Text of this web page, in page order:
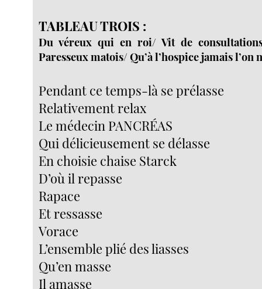
TABLEAU TROIS :
Du véreux qui en roi/ Vit de
Paresseux matois/ Qu’à l’hospice jamais l’on
Pendant ce temps-là se prélasse
Relativement relax
Le médecin PANCRÉAS
Qui délicieusement se délasse
En choisie chaise Starck
D’où il repasse
Rapace
Et ressasse
Vorace
L’ensemble plié des liasses
Qu’en masse
Il amasse